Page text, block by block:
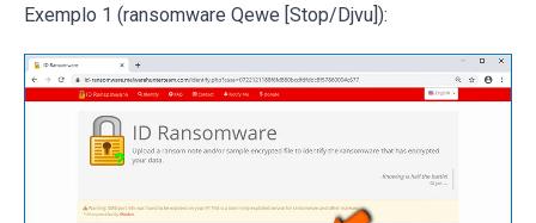
Exemplo 1 (ransomware Qewe [Stop/Djvu]):